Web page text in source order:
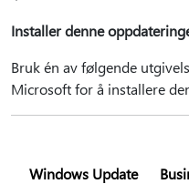
Installer denne
Bruk én av følgende
Microsoft for å installere
Windows Update